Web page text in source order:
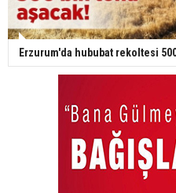
Erzurum'da hububat rekoltesi